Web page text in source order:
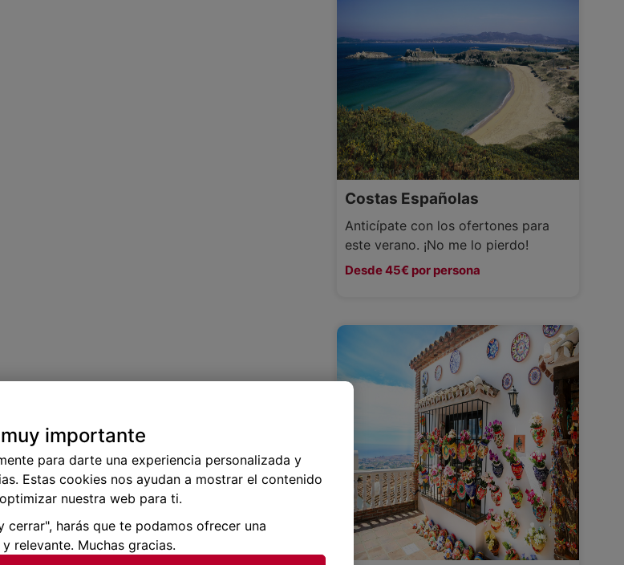
Costas Españolas
Anticípate con los ofertones para
este verano. ¡No me lo pierdo!
Desde 45€ por persona
importante
para darte una experiencia personalizada y
Estas cookies nos ayudan a mostrar el contenido
nuestra web para ti.
cerrar", harás que te podamos ofrecer una
relevante. Muchas gracias.